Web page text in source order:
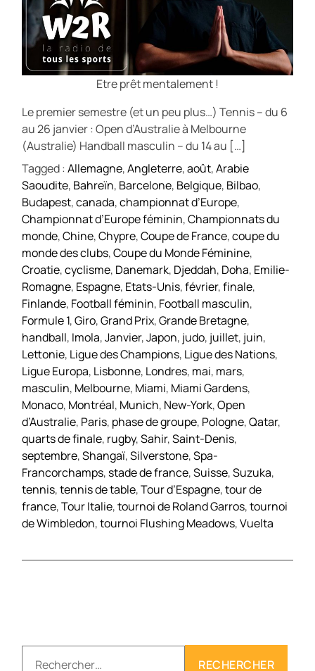
Etre prêt mentalement !
Le premier semestre (et un peu plus…) Tennis – du 6
au 26 janvier : Open d’Australie à Melbourne
(Australie) Handball masculin – du 14 au […]
Tagged :Allemagne,Angleterre,août,Arabie
Saoudite, Bahreïn, Barcelone, Belgique, Bilbao,
Budapest,canada,championnat d’Europe,
Championnat d’Europe féminin,Championnats du
monde,Chine,Chypre,Coupe de France,coupe du
monde des clubs,Coupe du Monde Féminine,
Croatie,cyclisme, Danemark, Djeddah, Doha, Emilie-
Romagne, Espagne, Etats-Unis,février,finale,
Finlande, Football féminin, Football masculin,
Formule 1,Giro,Grand Prix,Grande Bretagne,
handball, Imola,Janvier,Japon, judo, juillet, juin,
Lettonie, Ligue des Champions, Ligue des Nations,
Ligue Europa, Lisbonne, Londres, mai, mars,
masculin, Melbourne, Miami, Miami Gardens,
Monaco, Montréal, Munich, New-York,Open
d’Australie, Paris, phase de groupe, Pologne,Qatar,
quarts de finale, rugby,Sahir,Saint-Denis,
septembre,Shangaï,Silverstone,Spa-
Francorchamps, stade de france,Suisse,Suzuka,
tennis,tennis de table,Tour d’Espagne,tour de
france,Tour Italie,tournoi de Roland Garros,tournoi
de Wimbledon,tournoi Flushing Meadows,Vuelta